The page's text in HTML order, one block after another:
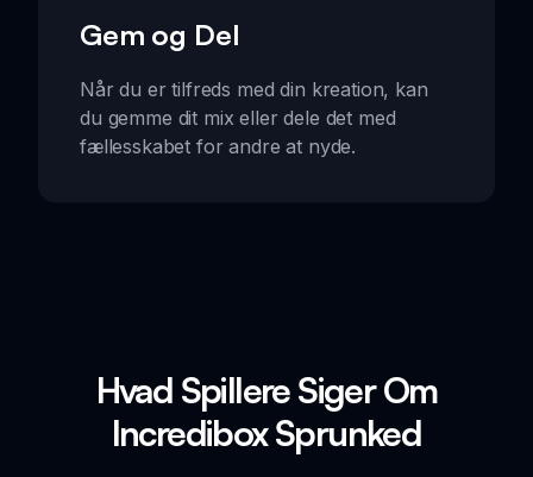
Gem og Del
Når du er tilfreds med din kreation, kan
du gemme dit mix eller dele det med
fællesskabet for andre at nyde.
Hvad Spillere Siger Om
Incredibox Sprunked